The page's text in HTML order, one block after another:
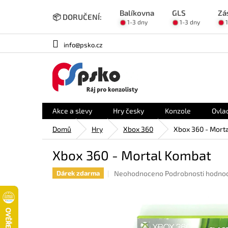
📦 DORUČENÍ: Balíkovna GLS
1-3 dny 1-3 dny
info@psko.cz
Akce a slevy Hry česky Konzole
Domů Hry Xbox 360 Xbox 360 -
Xbox 360 - Mortal Kombat
Dárek zdarma
Průměrné
Neohodnoceno Podrobnosti